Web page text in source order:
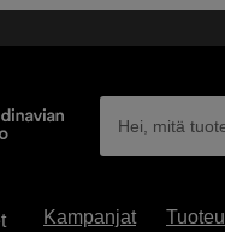
Hei, mitä
Kampanjat